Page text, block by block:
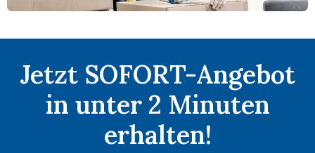
Jetzt SOFORT-Angebot
in unter 2 Minuten
erhalten!